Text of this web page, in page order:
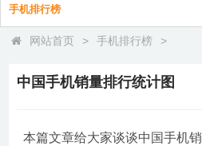
手机排行榜
网站首页 > 手机排行榜 >
中国手机销量排行统计图
本篇文章给大家谈谈中国手机